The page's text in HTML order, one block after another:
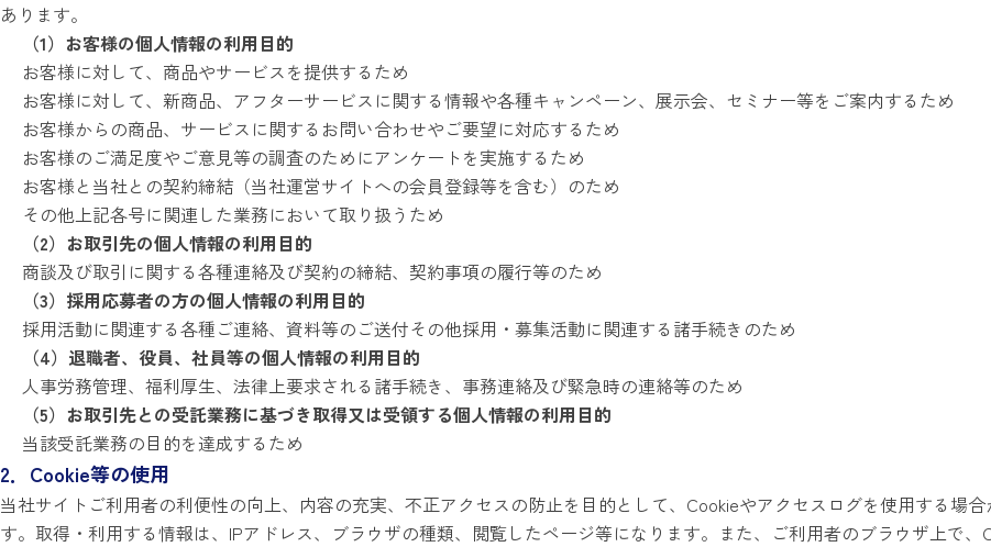
あります。
（1）お客様の個人情報の利用目的
お客様に対して、商品やサービスを提供するため
お客様に対して、新商品、アフターサービスに関する情報や各種キャンペーン、展示会、セミナー等をご案内するため
お客様からの商品、サービスに関するお問い合わせやご要望に対応するため
お客様のご満足度やご意見等の調査のためにアンケートを実施するため
お客様と当社との契約締結（当社運営サイトへの会員登録等を含む）のため
その他上記各号に関連した業務において取り扱うため
（2）お取引先の個人情報の利用目的
商談及び取引に関する各種連絡及び契約の締結、契約事項の履行等のため
（3）採用応募者の方の個人情報の利用目的
採用活動に関連する各種ご連絡、資料等のご送付その他採用・募集活動に関連する諸手続きのため
（4）退職者、役員、社員等の個人情報の利用目的
人事労務管理、福利厚生、法律上要求される諸手続き、事務連絡及び緊急時の連絡等のため
（5）お取引先との受託業務に基づき取得又は受領する個人情報の利用目的
当該受託業務の目的を達成するため
2．Cookie等の使用
当社サイトご利用者の利便性の向上、内容の充実、不正アクセスの防止を目的として、Cookieやアクセスログを使用する場合
す。取得・利用する情報は、IPアドレス、ブラウザの種類、閲覧したページ等になります。また、ご利用者のブラウザ上で、